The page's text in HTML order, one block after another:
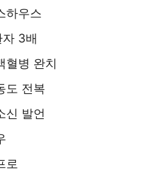
하우스
3배
혈병 완치
도 전복
신 발언
로